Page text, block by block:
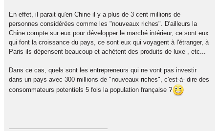
En effet, il parait qu'en Chine il y a plus de 3 cent millions de
personnes considérées comme les "nouveaux riches". D'ailleurs la
Chine compte sur eux pour développer le marché intérieur, ce sont eux
qui font la croissance du pays, ce sont eux qui voyagent à l'étranger, à
Paris ils dépensent beaucoup et achètent des produits de luxe , etc...
Dans ce cas, quels sont les entrepreneurs qui ne vont pas investir
dans un pays avec 300 millions de "nouveaux riches", c'est-à- dire des
consommateurs potentiels 5 fois la population française ?